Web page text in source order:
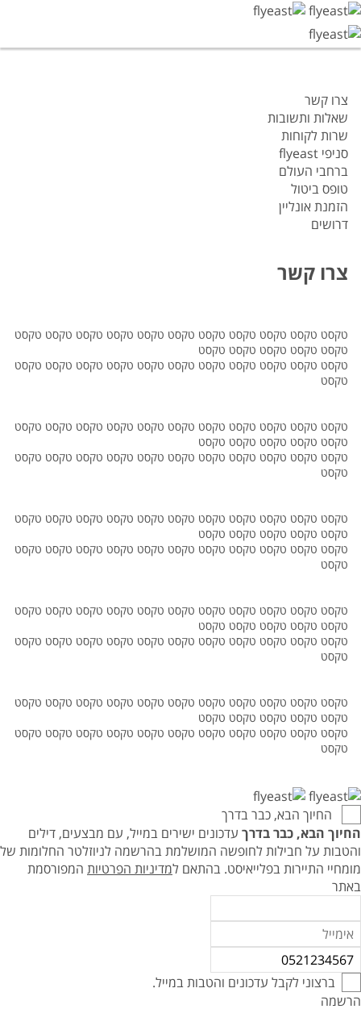
צרו קשר
שאלות ותשובות
שרות לקוחות
סניפי flyeast
ברחבי העולם
טופס ביטול
הזמנת אונליין
דרושים
צרו קשר
טקסט טקסט טקסט טקסט טקסט טקסט טקסט טקסט טקסט טקסט טקסט
טקסט טקסט טקסט טקסט טקסט
טקסט טקסט טקסט טקסט טקסט טקסט טקסט טקסט טקסט טקסט טקסט
טקסט
טקסט טקסט טקסט טקסט טקסט טקסט טקסט טקסט טקסט טקסט טקסט
טקסט טקסט טקסט טקסט טקסט
טקסט טקסט טקסט טקסט טקסט טקסט טקסט טקסט טקסט טקסט טקסט
טקסט
טקסט טקסט טקסט טקסט טקסט טקסט טקסט טקסט טקסט טקסט טקסט
טקסט טקסט טקסט טקסט טקסט
טקסט טקסט טקסט טקסט טקסט טקסט טקסט טקסט טקסט טקסט טקסט
טקסט
טקסט טקסט טקסט טקסט טקסט טקסט טקסט טקסט טקסט טקסט טקסט
טקסט טקסט טקסט טקסט טקסט
טקסט טקסט טקסט טקסט טקסט טקסט טקסט טקסט טקסט טקסט טקסט
טקסט
טקסט טקסט טקסט טקסט טקסט טקסט טקסט טקסט טקסט טקסט טקסט
טקסט טקסט טקסט טקסט טקסט
טקסט טקסט טקסט טקסט טקסט טקסט טקסט טקסט טקסט טקסט טקסט
טקסט
החיוך הבא, כבר בדרך
החיוך הבא, כבר בדרך עדכונים ישירים במייל, עם מבצעים, דילים
והטבות על חבילות לחופשה המושלמת בהרשמה לניוזלטר החלומות של
מומחיי התיירות בפלייאיסט. בהתאם למדיניות הפרטיות המפורסמת
באתר
ברצוני לקבל עדכונים והטבות במייל.
הרשמה